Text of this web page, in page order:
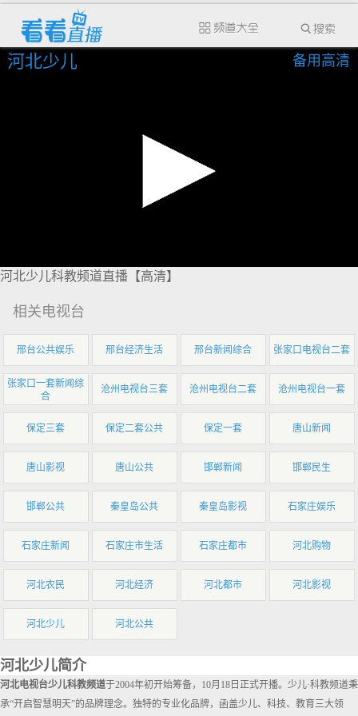
河北少儿 备用高清
河北少儿科教频道直播【高清】
相关电视台
邢台公共娱乐 邢台经济生活 邢台新闻综合 张家口电视台二套
张家口一套新闻综
合
沧州电视台三套 沧州电视台二套 沧州电视台一套
保定三套 保定二套公共 保定一套 唐山新闻
唐山影视 唐山公共 邯郸新闻 邯郸民生
邯郸公共 秦皇岛公共 秦皇岛影视 石家庄娱乐
石家庄新闻 石家庄市生活 石家庄都市 河北购物
河北农民 河北经济 河北都市 河北影视
河北少儿 河北公共
河北少儿简介
河北电视台少儿科教频道于2004年初开始筹备，10月18日正式开播。少儿·科教频道秉
承“开启智慧明天”的品牌理念。独特的专业化品牌，函盖少儿、科技、教育三大领